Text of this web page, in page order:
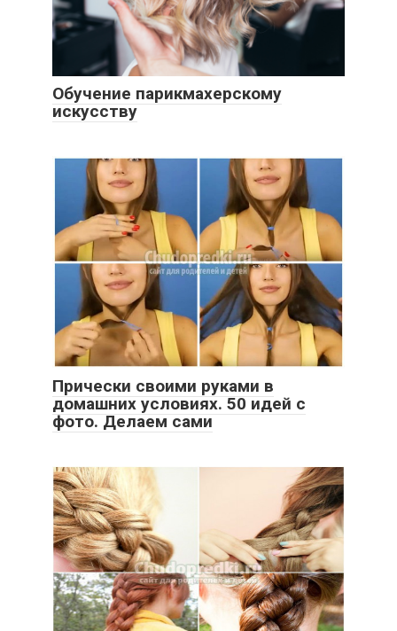
Обучение парикмахерскому
искусству
Прически своими руками в
домашних условиях. 50 идей с
фото. Делаем сами